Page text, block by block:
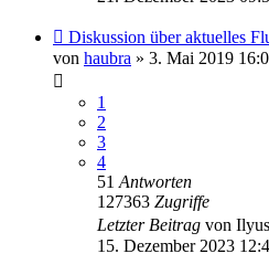
Diskussion über aktuelles
von haubra » 3. Mai 2019
1
2
3
4
51 Antworten
127363 Zugriffe
Letzter Beitrag von
15. Dezember 2023